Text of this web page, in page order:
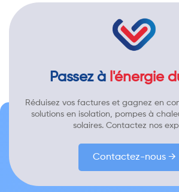
Passez à l'énergie
Réduisez vos factures et gagnez en
solutions en isolation, pompes à
solaires. Contactez nos
Contactez-nous →